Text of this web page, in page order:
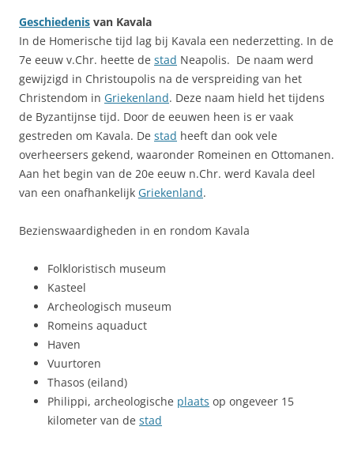
Geschiedenis van Kavala
In de Homerische tijd lag bij Kavala een nederzetting. In de
7e eeuw v.Chr. heette de stad Neapolis. De naam werd
gewijzigd in Christoupolis na de verspreiding van het
Christendom in Griekenland. Deze naam hield het tijdens
de Byzantijnse tijd. Door de eeuwen heen is er vaak
gestreden om Kavala. De stad heeft dan ook vele
overheersers gekend, waaronder Romeinen en Ottomanen.
Aan het begin van de 20e eeuw n.Chr. werd Kavala deel
van een onafhankelijk Griekenland.
Bezienswaardigheden in en rondom Kavala
Folkloristisch museum
Kasteel
Archeologisch museum
Romeins aquaduct
Haven
Vuurtoren
Thasos (eiland)
Philippi, archeologische plaats op ongeveer 15
kilometer van de stad